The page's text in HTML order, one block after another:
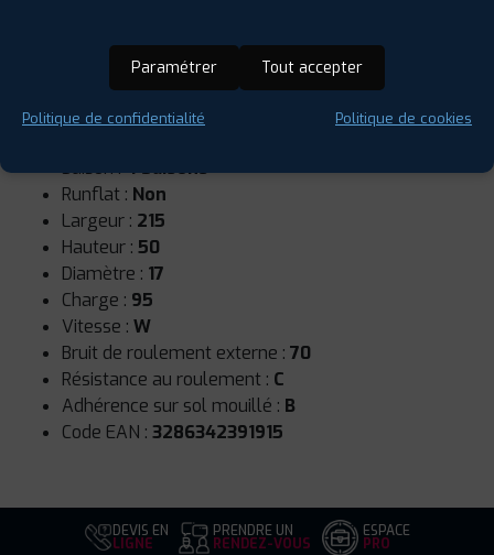
Saison :4 Saisons
Runflat : Non
Largeur : 215
Hauteur : 50
Diamètre : 17
Charge : 95
Vitesse : W
Bruit de roulement externe : 70
Résistance au roulement : C
Adhérence sur sol mouillé : B
Code EAN : 3286342391915
DEVIS EN
LIGNE
PRENDRE UN
RENDEZ-VOUS
ESPACE
PRO
Paramétrer Tout accepter
Politique de confidentialité Politique de cookies